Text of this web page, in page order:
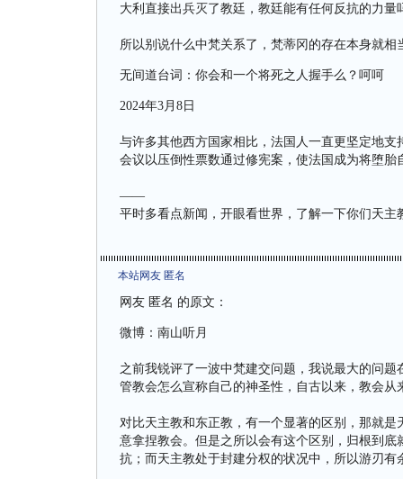
大利直接出兵灭了教廷，教廷能有任何反抗的力量
所以别说什么中梵关系了，梵蒂冈的存在本身就相
无间道台词：你会和一个将死之人握手么？呵呵
2024年3月8日
与许多其他西方国家相比，法国人一直更坚定地
会议以压倒性票数通过修宪案，使法国成为将堕胎
——
平时多看点新闻，开眼看世界，了解一下你们天主
本站网友 匿名
网友 匿名 的原文：
微博：南山听月
之前我锐评了一波中梵建交问题，我说最大的问
管教会怎么宣称自己的神圣性，自古以来，教会
对比天主教和东正教，有一个显著的区别，那就
意拿捏教会。但是之所以会有这个区别，归根到
抗；而天主教处于封建分权的状况中，所以游刃有